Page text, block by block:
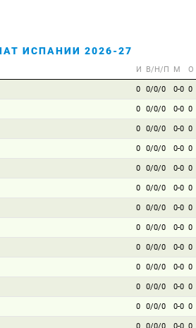
ИСПАНИИ 2026-27
И В/Н/П М О
0 0/0/0 0-0 0
0 0/0/0 0-0 0
0 0/0/0 0-0 0
0 0/0/0 0-0 0
0 0/0/0 0-0 0
0 0/0/0 0-0 0
0 0/0/0 0-0 0
0 0/0/0 0-0 0
0 0/0/0 0-0 0
0 0/0/0 0-0 0
0 0/0/0 0-0 0
0 0/0/0 0-0 0